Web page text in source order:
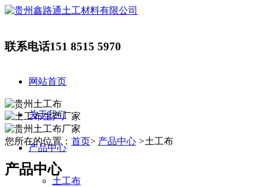
联系电话151 8515 5970
网站首页
关于我们
产品中心
土工布
您所在的位置： 首页> 产品中心 >土工布
产品中心